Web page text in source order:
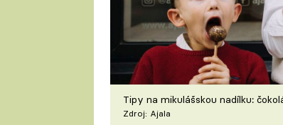
Tipy na mikulášskou nadílku:
Zdroj: Ajala